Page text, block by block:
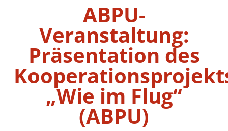
ABPU-
Veranstaltung:
Präsentation des
„Wie im Flug“
(ABPU)